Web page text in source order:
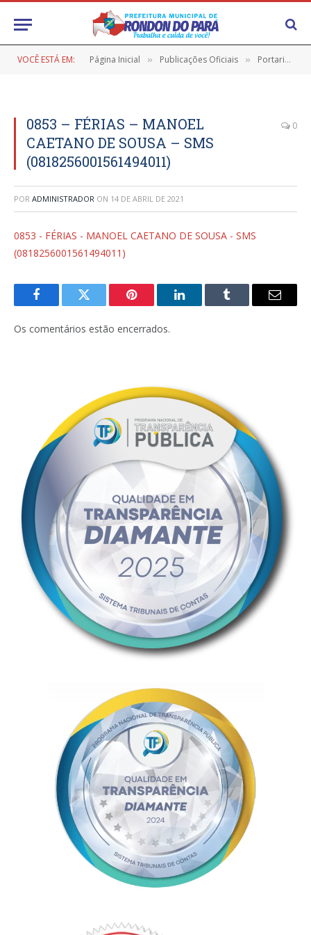
VOCÊ ESTÁ EM: Página Inicial » Publicações Oficiais » Portarias
0853 – FÉRIAS – MANOEL
CAETANO DE SOUSA – SMS
(0818256001561494011)
0
POR ADMINISTRADOR ON 14 DE ABRIL DE 2021
0853 - FÉRIAS - MANOEL CAETANO DE SOUSA - SMS
(0818256001561494011)
FacebookTwitter Pinterest LinkedInTumblr
E-
Os comentários estão encerrados.